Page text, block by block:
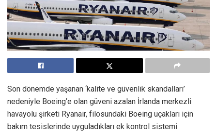
Son dönemde yaşanan ‘kalite ve güvenlik skandalları’
nedeniyle Boeing’e olan güveni azalan İrlanda merkezli
havayolu şirketi Ryanair, filosundaki Boeing uçakları için
bakım tesislerinde uyguladıkları ek kontrol sistemi